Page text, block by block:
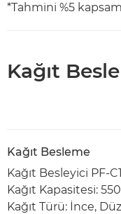
*Tahmini %5
Kağıt
Kağıt Besleme
Kağıt Besleyici PF-C1
Kağıt Kapasitesi:
Kağıt Türü: İnce,